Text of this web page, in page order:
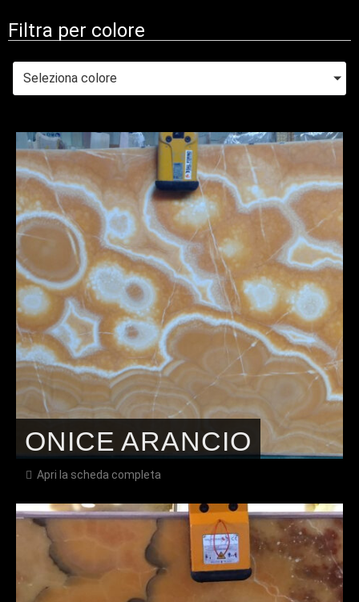
Filtra per colore
Seleziona colore
ONICE ARANCIO
Apri la scheda completa